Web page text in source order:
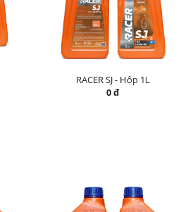
RACER SJ - Hộp 1L
0 đ